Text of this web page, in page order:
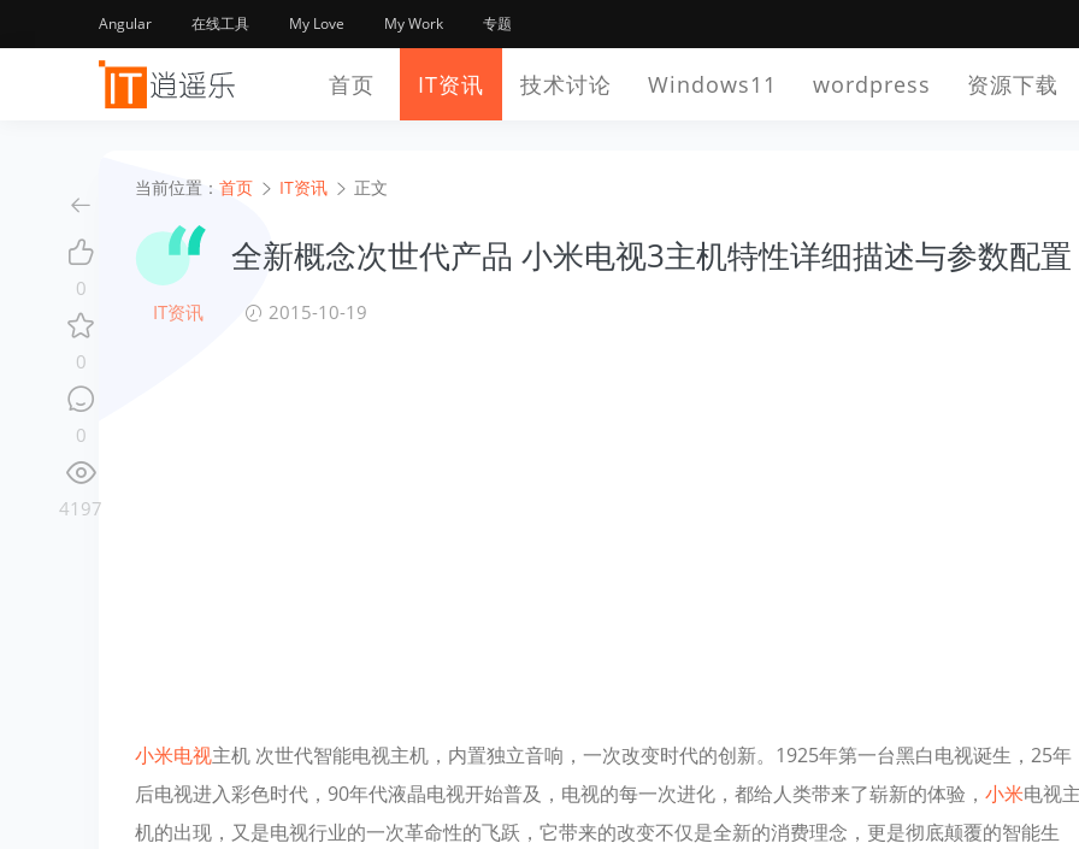
Angular 在线工具 My Love My Work 专题
首页 IT资讯 技术讨论 Windows11 wordpress 资源下载
当前位置： 首页 IT资讯 正文
全新概念次世代产品 小米电视3主机特性详细描述与参数配置
IT资讯 2015-10-19
小米电视主机 次世代智能电视主机，内置独立音响，一次改变时代的创新。1925年第一台黑白电视诞生，25年
后电视进入彩色时代，90年代液晶电视开始普及，电视的每一次进化，都给人类带来了崭新的体验， 小米电视
机的出现，又是电视行业的一次革命性的飞跃，它带来的改变不仅是全新的消费理念，更是彻底颠覆的智能生
0
0
0
4197